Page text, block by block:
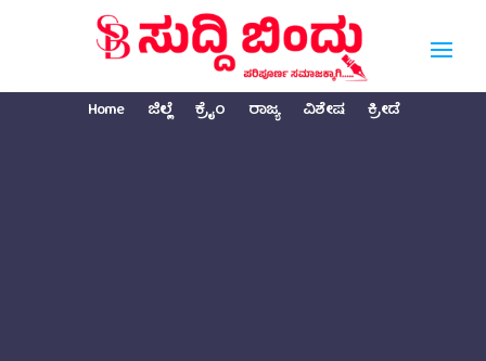
Home ಜಿಲ್ಲೆ ಕ್ರೈಂ ರಾಜ್ಯ ವಿಶೇಷ ಕ್ರೀಡೆ